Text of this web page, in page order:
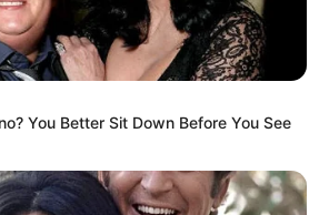
mit dem Motorboot. ImSüden
angeboten.
Wilde Westen in Amerika, Cowboys
Das alles kann live in
werden. Es gibt mehrere
You Better Sit Down Before You See